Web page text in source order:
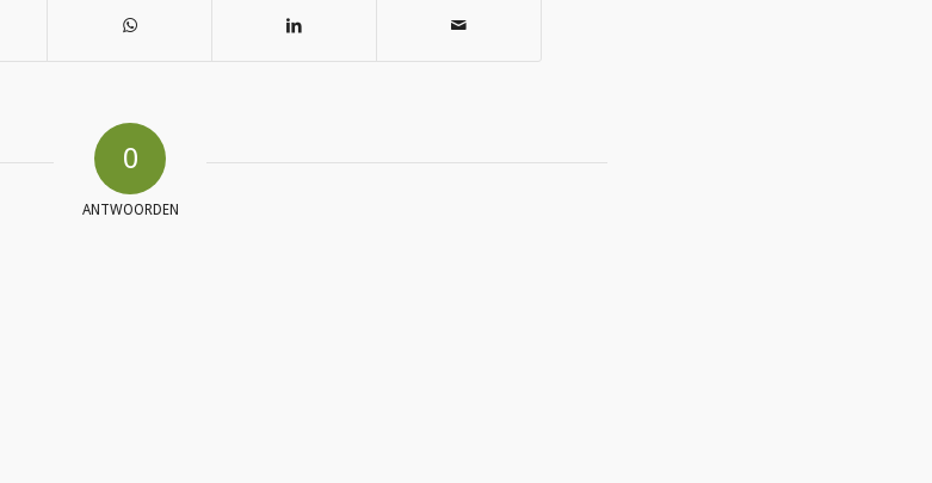
0
ANTWOORDEN